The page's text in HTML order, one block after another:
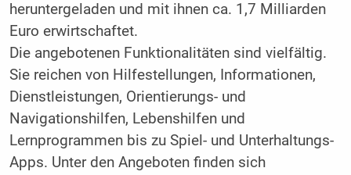
heruntergeladen und mit ihnen ca. 1,7 Milliarden
Euro erwirtschaftet.
Die angebotenen Funktionalitäten sind viel­fältig.
Sie reichen von Hilfestellungen, Informationen,
Dienstleistungen, Orientierungs- und
Navigationshilfen, Lebenshilfen und
Lernprogrammen bis zu Spiel- und Unterhaltungs-
Apps. Unter den Angeboten finden sich